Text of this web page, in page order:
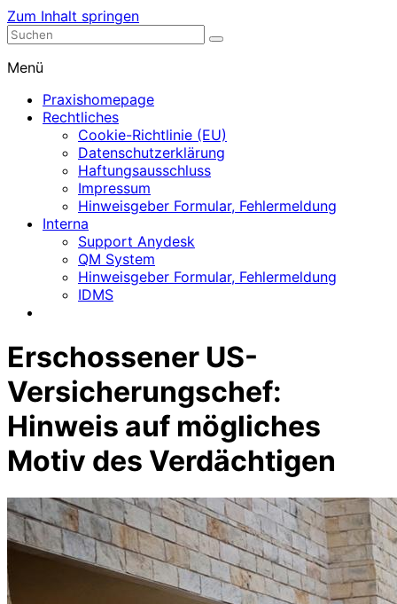
Zum Inhalt springen
Nephrologische Praxis mit Dialyse
Menü
Praxishomepage
Rechtliches
Cookie-Richtlinie (EU)
Datenschutzerklärung
Haftungsausschluss
Impressum
Hinweisgeber Formular, Fehlermeldung
Interna
Support Anydesk
QM System
Hinweisgeber Formular, Fehlermeldung
IDMS
Erschossener US-
Versicherungschef:
Hinweis auf mögliches
Motiv des Verdächtigen